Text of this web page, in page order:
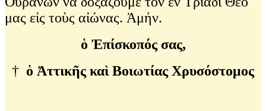
μας εἰς τοὺς αἰώνας. Ἀμήν.
ὁ Ἐπίσκοπός σας,
† ὁ Ἀττικῆς καὶ Βοιωτίας Χρυσόστομος